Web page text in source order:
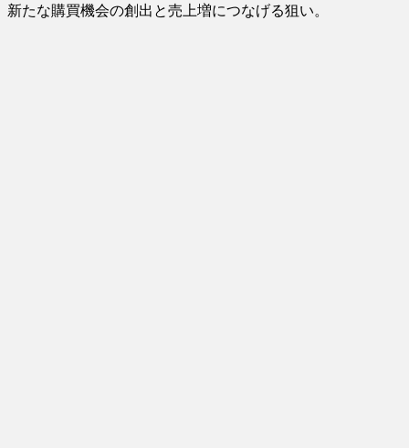
新たな購買機会の創出と売上増につなげる狙い。